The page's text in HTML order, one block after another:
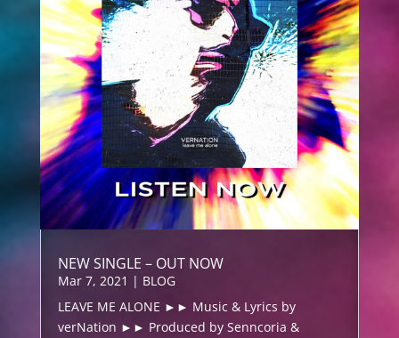
NEW SINGLE – OUT NOW
Mar 7, 2021 | BLOG
LEAVE ME ALONE ►► Music & Lyrics by
verNation ►► Produced by Senncoria &